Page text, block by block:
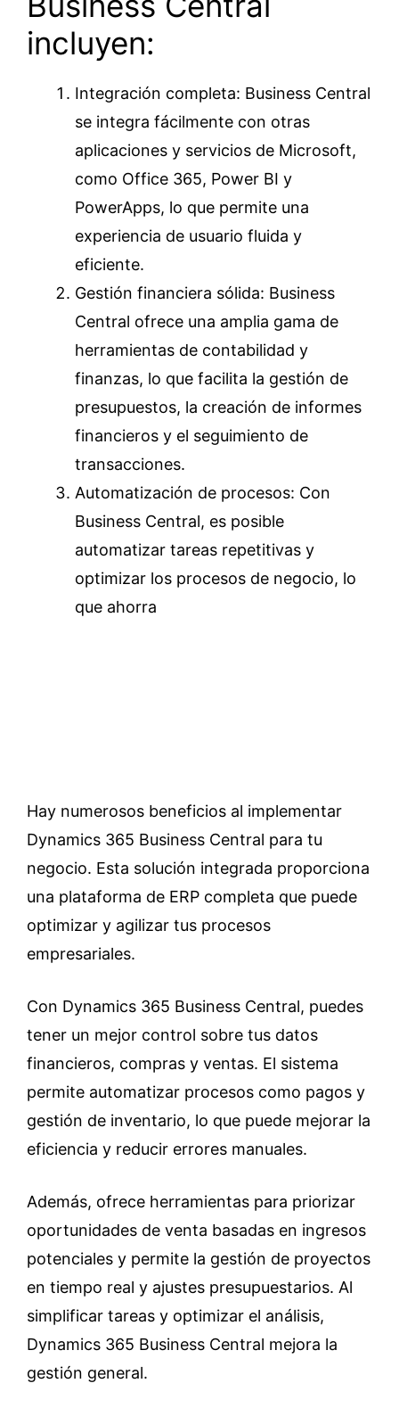
incluyen:
Integración completa: Business Central
se integra fácilmente con otras
aplicaciones y servicios de Microsoft,
como Office 365, Power BI y
PowerApps, lo que permite una
experiencia de usuario fluida y
eficiente.
Gestión financiera sólida: Business
Central ofrece una amplia gama de
herramientas de contabilidad y
finanzas, lo que facilita la gestión de
presupuestos, la creación de informes
financieros y el seguimiento de
transacciones.
Automatización de procesos: Con
Business Central, es posible
automatizar tareas repetitivas y
optimizar los procesos de negocio, lo
que ahorra
Hay numerosos beneficios al implementar
Dynamics 365 Business Central para tu
negocio. Esta solución integrada proporciona
una plataforma de ERP completa que puede
optimizar y agilizar tus procesos
empresariales.
Con Dynamics 365 Business Central, puedes
tener un mejor control sobre tus datos
financieros, compras y ventas. El sistema
permite automatizar procesos como pagos y
gestión de inventario, lo que puede mejorar la
eficiencia y reducir errores manuales.
Además, ofrece herramientas para priorizar
oportunidades de venta basadas en ingresos
potenciales y permite la gestión de proyectos
en tiempo real y ajustes presupuestarios. Al
simplificar tareas y optimizar el análisis,
Dynamics 365 Business Central mejora la
gestión general.